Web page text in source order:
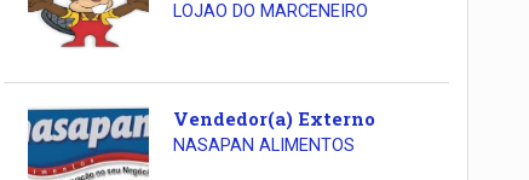
LOJAO DO MARCENEIRO
Vendedor(a) Externo
NASAPAN ALIMENTOS